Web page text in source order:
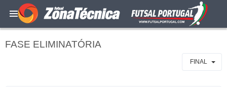
FASE ELIMINATÓRIA
FINAL